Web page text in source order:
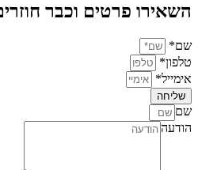
השאירו פרטים וכבר
שם*
טלפון*
אימייל*
שליחה
שם
הודעה